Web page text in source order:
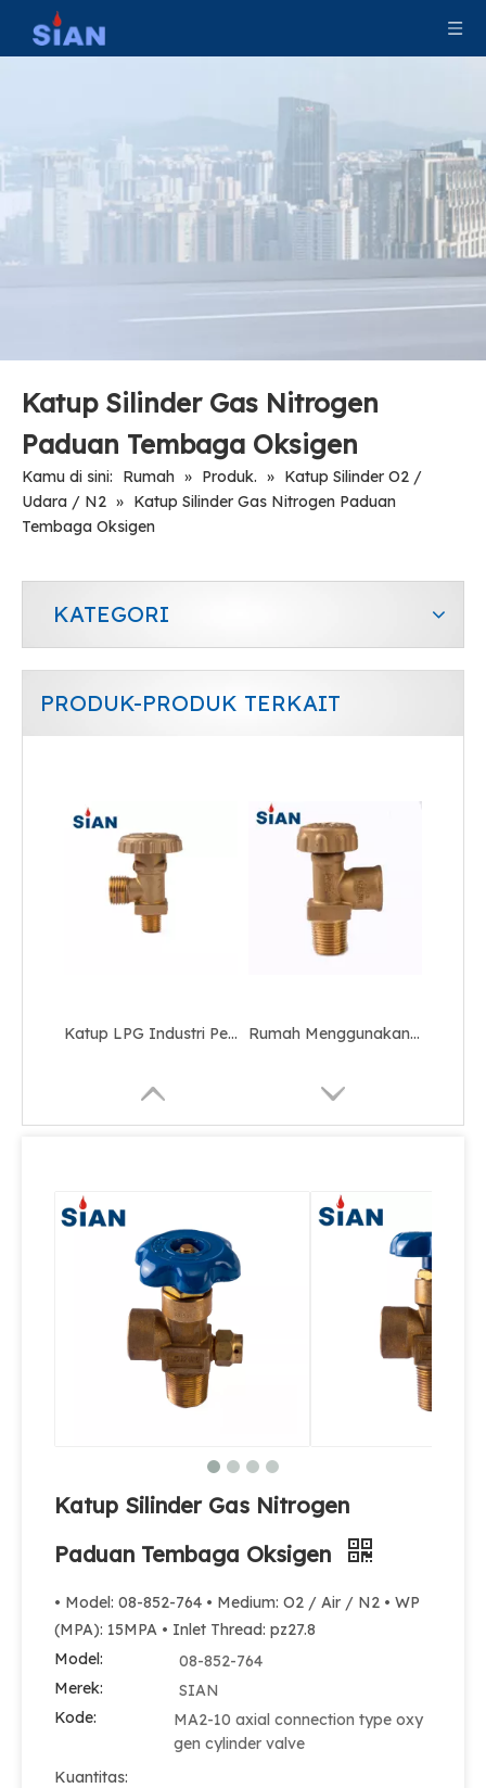
Katup Silinder Gas Nitrogen
Paduan Tembaga Oksigen
Kamu di sini: Rumah » Produk. » Katup Silinder O2 /
Udara / N2 » Katup Silinder Gas Nitrogen Paduan
Tembaga Oksigen
KATEGORI
PRODUK-PRODUK TERKAIT
Katup Silinder Gas Co2 Tipe Koneksi Aksial
Katup LPG Industri Pengurang Tekanan OEM / ODM Rumah Menggunakan Katup LPG Pengaman Tabung Gas
Katup Silinder Gas Nitrogen
Paduan Tembaga Oksigen
• Model: 08-852-764 • Medium: O2 / Air / N2 • WP
(MPA): 15MPA • Inlet Thread: pz27.8
Model:
08-852-764
Merek:
SIAN
Kode:
MA2-10 axial connection type oxy
gen cylinder valve
Kuantitas: